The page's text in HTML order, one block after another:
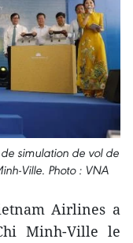
simulation de vol de
Ville. Photo : VNA
Airlines a
Minh-Ville le